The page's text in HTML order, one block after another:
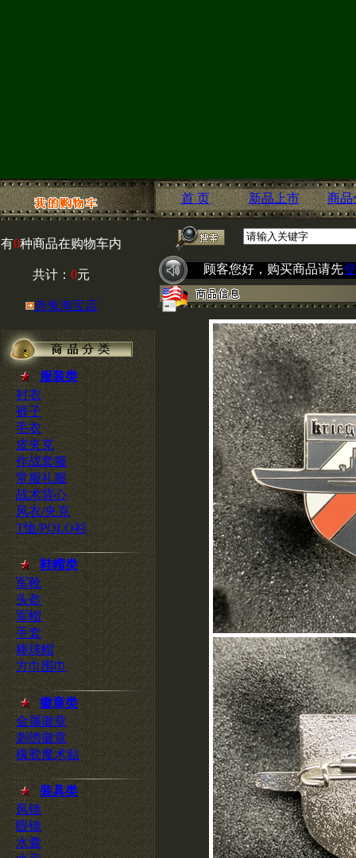
有0种商品在购物车内
共计： 0元
赤兔淘宝店
服装类
衬衣
裤子
毛衣
皮夹克
作战套服
常服礼服
战术背心
风衣/夹克
T恤/POLO衫
鞋帽类
军靴
头盔
军帽
手套
棒球帽
方巾围巾
徽章类
金属徽章
刺绣徽章
橡胶魔术贴
装具类
风镜
眼镜
水囊
首 页 新品上市 商品
顾客您好，购买商品请先